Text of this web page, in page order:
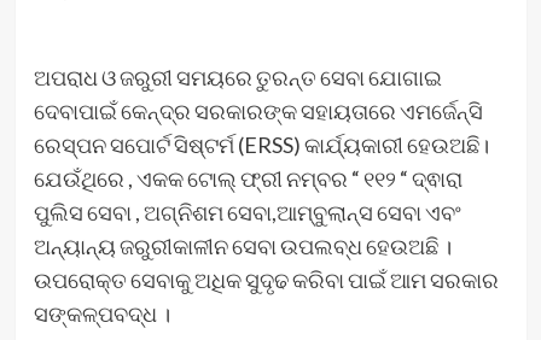
ଅପରାଧ ଓ ଜରୁରୀ ସମୟରେ ତୁରନ୍ତ ସେବା ଯୋଗାଇ
ଦେବାପାଇଁ କେନ୍ଦ୍ର ସରକାରଙ୍କ ସହାୟତାରେ ଏମର୍ଜେନ୍ସି
ରେସ୍ପନ ସପୋର୍ଟ ସିଷ୍ଟର୍ମ (ERSS) କାର୍ଯ୍ୟକାରୀ ହେଉଅଛି।
ଯେଉଁଥିରେ , ଏକକ ଟୋଲ୍ ଫ୍ରୀ ନମ୍ବର “ ୧୧୨ “ ଦ୍ଵାରା
ପୁଲିସ ସେବା , ଅଗ୍ନିଶମ ସେବା,ଆମ୍ବୁଲାନ୍ସ ସେବା ଏବଂ
ଅନ୍ୟାନ୍ୟ ଜରୁରୀକାଳୀନ ସେବା ଉପଲବ୍ଧ ହେଉଅଛି ।
ଉପରୋକ୍ତ ସେବାକୁ ଅଧିକ ସୁଦୃଢ କରିବା ପାଇଁ ଆମ ସରକାର
ସଙ୍କଳ୍ପବଦ୍ଧ ।